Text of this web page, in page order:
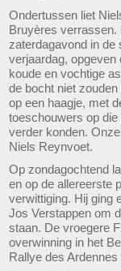
Ondertussen liet
Bruyères verrassen.
zaterdagavond in de
verjaardag, opgeven
koude en vochtige
de bocht niet
op een haagje, met
toeschouwers op
verder konden.
Niels Reynvoet.
Op zondagochtend
en op de allereerste
verwittiging. Hij ging
Jos Verstappen om
staan. De vroegere
overwinning in het
Rallye des